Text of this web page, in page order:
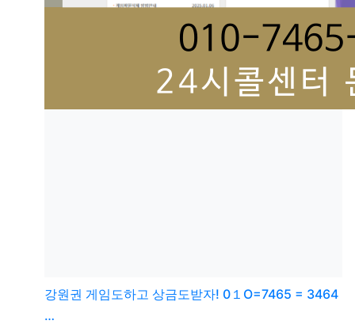
강원권 게임도하고 상금도받자! 0１O=7465 = 3464
…